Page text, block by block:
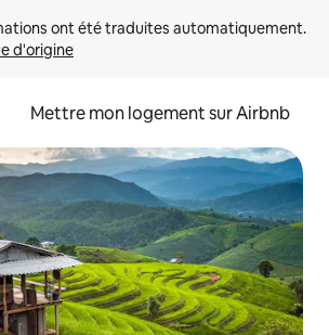
d'origine
Mettre mon logement sur Airbnb